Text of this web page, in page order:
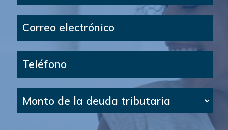
Correo electrónico
Teléfono
Monto de la deuda tributaria